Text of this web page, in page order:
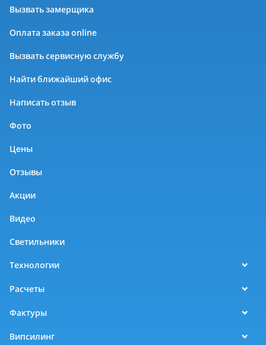
Вызвать замерщика
Оплата заказа online
Вызвать сервисную службу
Найти ближайший офис
Написать отзыв
Фото
Цены
Отзывы
Акции
Видео
Светильники
Технологии
Расчеты
Фактуры
Випсилинг